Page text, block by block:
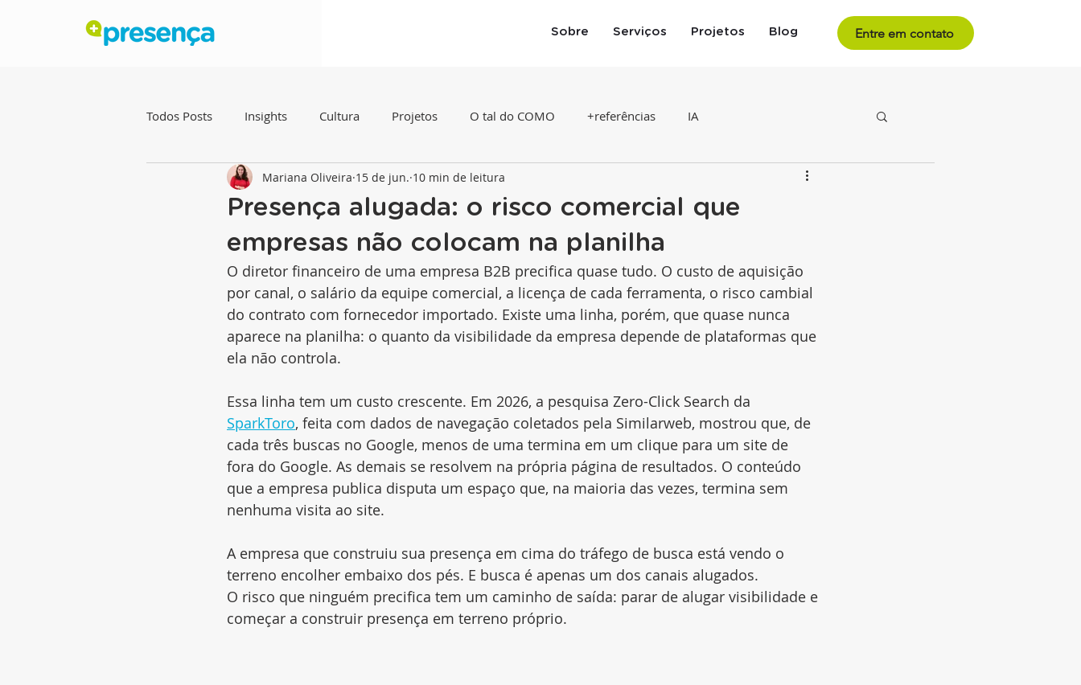
Sobre Serviços Projetos Blog Entre em contato
Todos Posts Insights Cultura Projetos O tal do COMO +referências IA
Presença alugada: o risco comercial que
empresas não colocam na planilha
Mariana Oliveira 15 de jun. 10 min de leitura
O diretor financeiro de uma empresa B2B precifica quase tudo. O custo de aquisição
por canal, o salário da equipe comercial, a licença de cada ferramenta, o risco cambial
do contrato com fornecedor importado. Existe uma linha, porém, que quase nunca
aparece na planilha: o quanto da visibilidade da empresa depende de plataformas que
ela não controla.
Essa linha tem um custo crescente. Em 2026, a pesquisa Zero-Click Search da
SparkToro, feita com dados de navegação coletados pela Similarweb, mostrou que, de
cada três buscas no Google, menos de uma termina em um clique para um site de
fora do Google. As demais se resolvem na própria página de resultados. O conteúdo
que a empresa publica disputa um espaço que, na maioria das vezes, termina sem
nenhuma visita ao site.
A empresa que construiu sua presença em cima do tráfego de busca está vendo o
terreno encolher embaixo dos pés. E busca é apenas um dos canais alugados.
O risco que ninguém precifica tem um caminho de saída: parar de alugar visibilidade e
começar a construir presença em terreno próprio.